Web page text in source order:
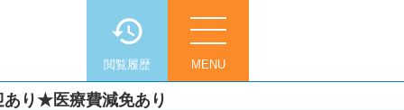
MENU
閲覧履歴
り★医療費減免あり